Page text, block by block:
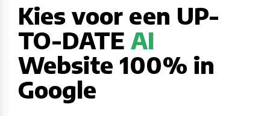
Kies voor een UP-
TO-DATE AI
Website 100% in
Google